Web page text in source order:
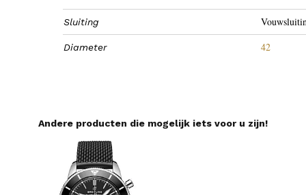
Sluiting
Diameter 42
Andere producten die mogelijk iets voor u zijn!